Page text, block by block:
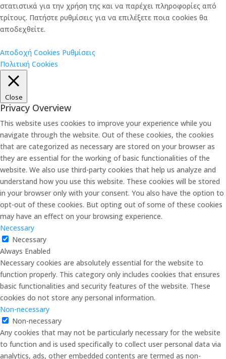
στατιστικά για την χρήση της και να παρέχει πληροφορίες από
τρίτους. Πατήστε ρυθμίσεις για να επιλέξετε ποια cookies θα
αποδεχθείτε.
Αποδοχή Cookies Ρυθμίσεις
Πολιτική Cookies
Close
Privacy Overview
This website uses cookies to improve your experience while you
navigate through the website. Out of these cookies, the cookies
that are categorized as necessary are stored on your browser as
they are essential for the working of basic functionalities of the
website. We also use third-party cookies that help us analyze and
understand how you use this website. These cookies will be stored
in your browser only with your consent. You also have the option to
opt-out of these cookies. But opting out of some of these cookies
may have an effect on your browsing experience.
Necessary
Necessary
Always Enabled
Necessary cookies are absolutely essential for the website to
function properly. This category only includes cookies that ensures
basic functionalities and security features of the website. These
cookies do not store any personal information.
Non-necessary
Non-necessary
Any cookies that may not be particularly necessary for the website
to function and is used specifically to collect user personal data via
analytics, ads, other embedded contents are termed as non-